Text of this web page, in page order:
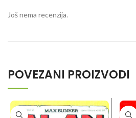
Još nema recenzija.
POVEZANI PROIZVODI